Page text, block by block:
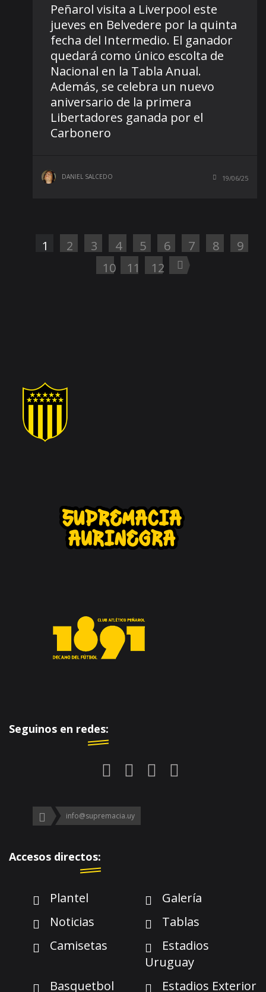
Peñarol visita a Liverpool este
jueves en Belvedere por la quinta
fecha del Intermedio. El ganador
quedará como único escolta de
Nacional en la Tabla Anual.
Además, se celebra un nuevo
aniversario de la primera
Libertadores ganada por el
Carbonero
DANIEL SALCEDO 19/06/25
1 2 3 4 5 6 7 8
9
10
11 12
Seguinos en redes:
info@supremacia.uy
Accesos directos:
Plantel
Galería
Noticias
Tablas
Camisetas
Estadios
Uruguay
Basquetbol
Estadios Exterior